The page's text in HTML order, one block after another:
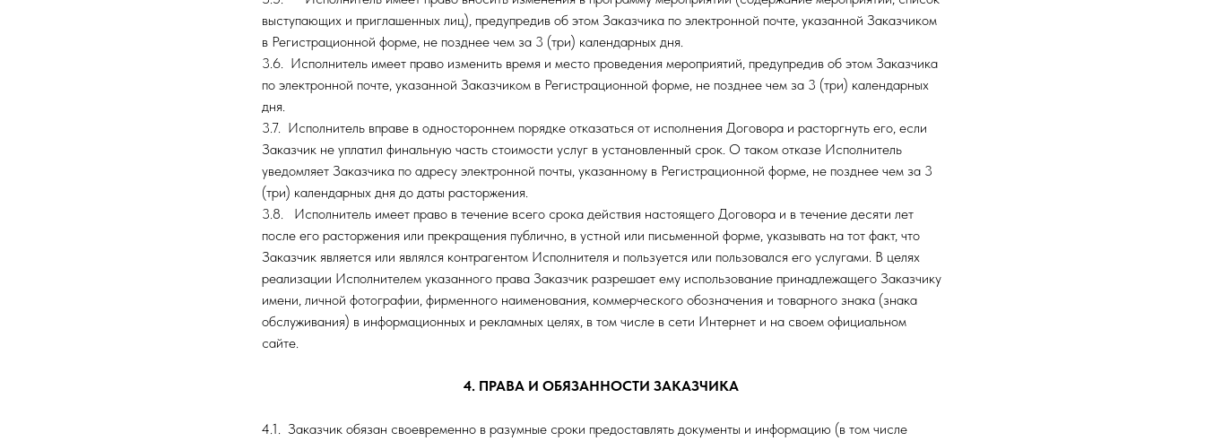
выступающих и приглашенных лиц), предупредив об этом Заказчика по электронной почте, указанной Заказчиком
в Регистрационной форме, не позднее чем за 3 (три) календарных дня.
3.6. Исполнитель имеет право изменить время и место проведения мероприятий, предупредив об этом Заказчика
по электронной почте, указанной Заказчиком в Регистрационной форме, не позднее чем за 3 (три) календарных
дня.
3.7. Исполнитель вправе в одностороннем порядке отказаться от исполнения Договора и расторгнуть его, если
Заказчик не уплатил финальную часть стоимости услуг в установленный срок. О таком отказе Исполнитель
уведомляет Заказчика по адресу электронной почты, указанному в Регистрационной форме, не позднее чем за 3
(три) календарных дня до даты расторжения.
3.8. Исполнитель имеет право в течение всего срока действия настоящего Договора и в течение десяти лет
после его расторжения или прекращения публично, в устной или письменной форме, указывать на тот факт, что
Заказчик является или являлся контрагентом Исполнителя и пользуется или пользовался его услугами. В целях
реализации Исполнителем указанного права Заказчик разрешает ему использование принадлежащего Заказчику
имени, личной фотографии, фирменного наименования, коммерческого обозначения и товарного знака (знака
обслуживания) в информационных и рекламных целях, в том числе в сети Интернет и на своем официальном
сайте.
4. ПРАВА И ОБЯЗАННОСТИ ЗАКАЗЧИКА
4.1. Заказчик обязан своевременно в разумные сроки предоставлять документы и информацию (в том числе